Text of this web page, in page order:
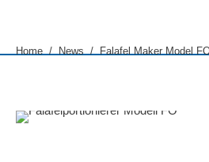
You are here:
Home News Falafel Maker Model